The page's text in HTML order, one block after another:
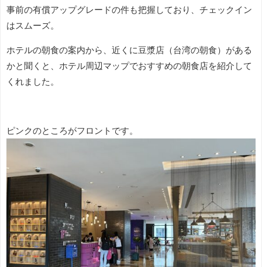
事前の有償アップグレードの件も把握しており、チェックイン
はスムーズ。
ホテルの朝食の案内から、近くに豆漿店（台湾の朝食）がある
かと聞くと、ホテル周辺マップでおすすめの朝食店を紹介して
くれました。
ピンクのところがフロントです。